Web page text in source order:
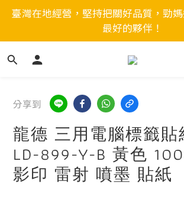
臺灣在地經營，堅持把關好品質，勁
最好的夥伴！
分享到
龍德 三用電腦標籤
LD-899-Y-B 黃色
影印 雷射 噴墨 貼紙